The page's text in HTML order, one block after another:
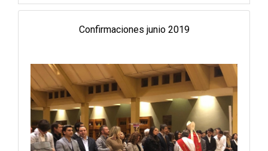
Confirmaciones junio 2019